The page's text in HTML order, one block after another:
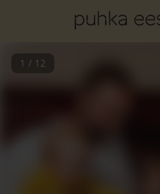
1 / 12